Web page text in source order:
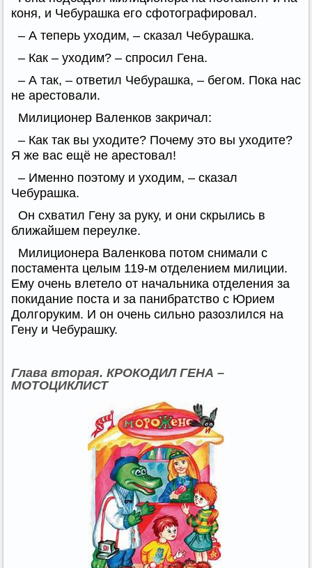
коня, и Чебурашка его сфотографировал.
– А теперь уходим, – сказал Чебурашка.
– Как – уходим? – спросил Гена.
– А так, – ответил Чебурашка, – бегом. Пока нас
не арестовали.
Милиционер Валенков закричал:
– Как так вы уходите? Почему это вы уходите?
Я же вас ещё не арестовал!
– Именно поэтому и уходим, – сказал
Чебурашка.
Он схватил Гену за руку, и они скрылись в
ближайшем переулке.
Милиционера Валенкова потом снимали с
постамента целым 119-м отделением милиции.
Ему очень влетело от начальника отделения за
покидание поста и за панибратство с Юрием
Долгоруким. И он очень сильно разозлился на
Гену и Чебурашку.
Глава вторая. КРОКОДИЛ ГЕНА –
МОТОЦИКЛИСТ